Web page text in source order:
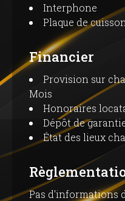
Interphone
Plaque de cuisson
Financier
Provision sur
Mois
Honoraires
Dépôt de
État des lieux
Pas d'informations